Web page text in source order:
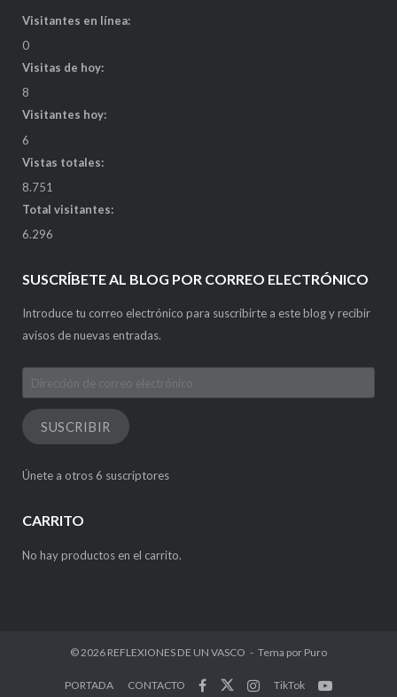
Visitantes en línea:
0
Visitas de hoy:
8
Visitantes hoy:
6
Vistas totales:
8.751
Total visitantes:
6.296
SUSCRÍBETE AL BLOG POR CORREO ELECTRÓNICO
Introduce tu correo electrónico para suscribirte a este blog y recibir
avisos de nuevas entradas.
Dirección
de
correo
electrónico
SUSCRIBIR
Únete a otros 6 suscriptores
CARRITO
No hay productos en el carrito.
© 2026 REFLEXIONES DE UN VASCO Tema por Puro
PORTADA CONTACTO TikTok